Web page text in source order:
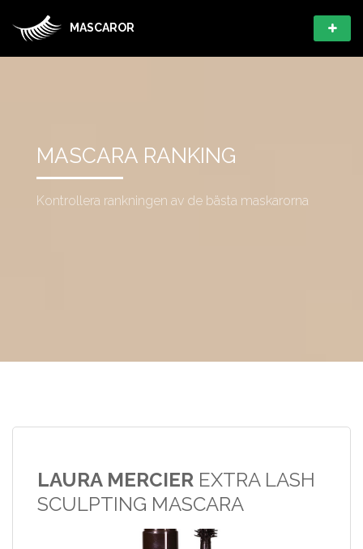
MASCAROR
MASCARA RANKING
Kontrollera rankningen av de bästa maskarorna
LAURA MERCIER EXTRA LASH
SCULPTING MASCARA